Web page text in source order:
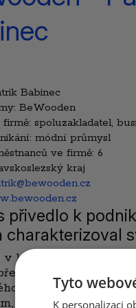
Babinec
BeWooden
firmě: spoluzakladatel,
módní průmysl
ve firmě: 6
kraj
přivedlo k
charakterizoval
korporátní sféře
to, co hledám a
Společně s dvěma
jsme založili
Tyto
K personalizaci